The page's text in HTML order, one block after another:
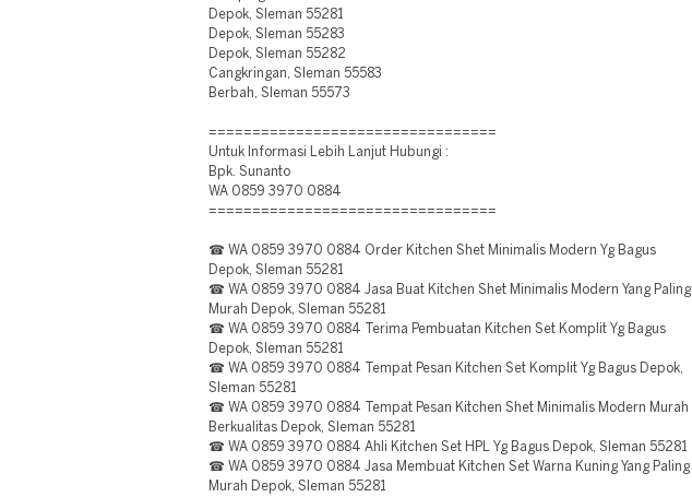
Depok, Sleman 55281
Depok, Sleman 55283
Depok, Sleman 55282
Cangkringan, Sleman 55583
Berbah, Sleman 55573
=================================
Untuk Informasi Lebih Lanjut Hubungi :
Bpk. Sunanto
WA 0859 3970 0884
=================================
☎ WA 0859 3970 0884 Order Kitchen Shet Minimalis Modern Yg Bagus
Depok, Sleman 55281
☎ WA 0859 3970 0884 Jasa Buat Kitchen Shet Minimalis Modern Yang Paling
Murah Depok, Sleman 55281
☎ WA 0859 3970 0884 Terima Pembuatan Kitchen Set Komplit Yg Bagus
Depok, Sleman 55281
☎ WA 0859 3970 0884 Tempat Pesan Kitchen Set Komplit Yg Bagus Depok,
Sleman 55281
☎ WA 0859 3970 0884 Tempat Pesan Kitchen Shet Minimalis Modern Murah
Berkualitas Depok, Sleman 55281
☎ WA 0859 3970 0884 Ahli Kitchen Set HPL Yg Bagus Depok, Sleman 55281
☎ WA 0859 3970 0884 Jasa Membuat Kitchen Set Warna Kuning Yang Paling
Murah Depok, Sleman 55281